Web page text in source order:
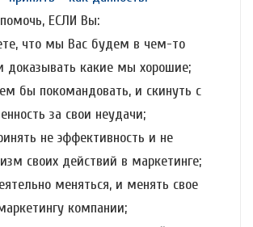
ЕСЛИ Вы:
что мы Вас будем в чем-то
доказывать какие мы хорошие;
бы покомандовать, и скинуть с
за свои неудачи;
не эффективность и не
своих действий в маркетинге;
меняться, и менять свое
компании;